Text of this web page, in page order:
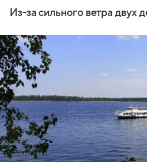
Из-за сильного ветра двух